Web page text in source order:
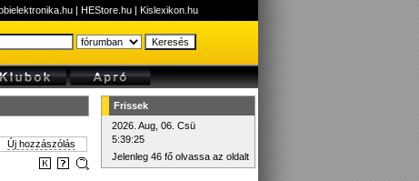
| HEStore.hu | Kislexikon.hu
Új hozzászólás
Frissek
2026. Aug, 06. Csü
5:39:25
Jelenleg 46 fő olvassa az oldalt